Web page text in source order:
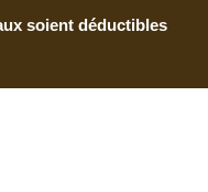
soient déductibles